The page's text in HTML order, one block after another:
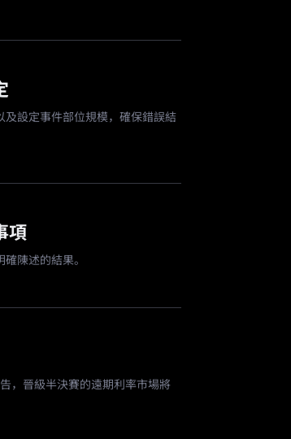
設定事件部位規模，確保錯誤結
項
陳述的結果。
，晉級半決賽的遠期利率市場將